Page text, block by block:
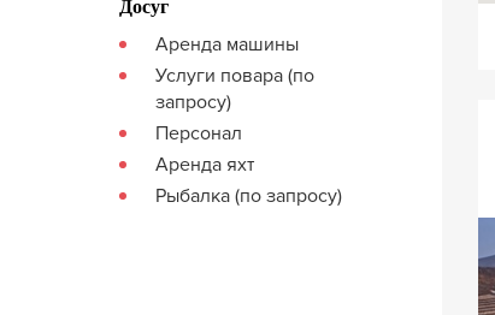
Досуг
Аренда машины
Услуги повара (по
запросу)
Персонал
Аренда яхт
Рыбалка (по запросу)